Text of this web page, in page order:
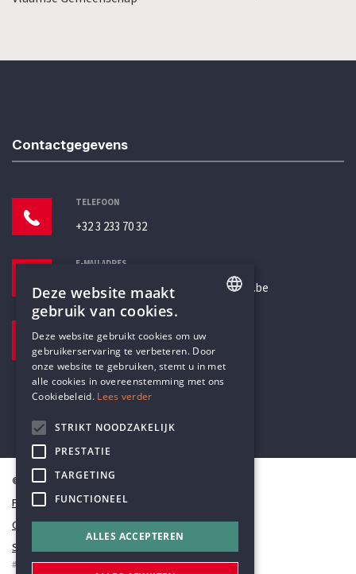
Contactgegevens
TELEFOON
+32 3 233 70 32
E-MAILADRES
secretariaat@humanistischverbond.be
Pottenbrug 4
Antwerpen, 2000
© Humanistisch Verbond 2026
Privacy
Cookiestatement
Sitemap
#codedwithlove byCodelines
DUTCH
Deze website maakt
gebruik van cookies.
Deze website gebruikt cookies om uw
gebruikerservaring te verbeteren. Door
onze website te gebruiken, stemt u in met
alle cookies in overeenstemming met ons
Cookiebeleid. Lees verder
STRIKT NOODZAKELIJK
PRESTATIE
TARGETING
FUNCTIONEEL
ALLES ACCEPTEREN